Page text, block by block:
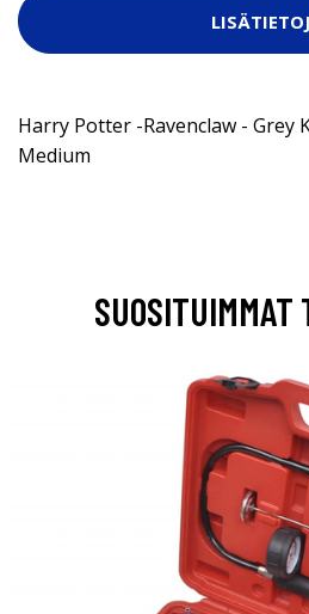
Harry Potter -​Ravenclaw - Grey
Medium
SUOSITUIMMAT